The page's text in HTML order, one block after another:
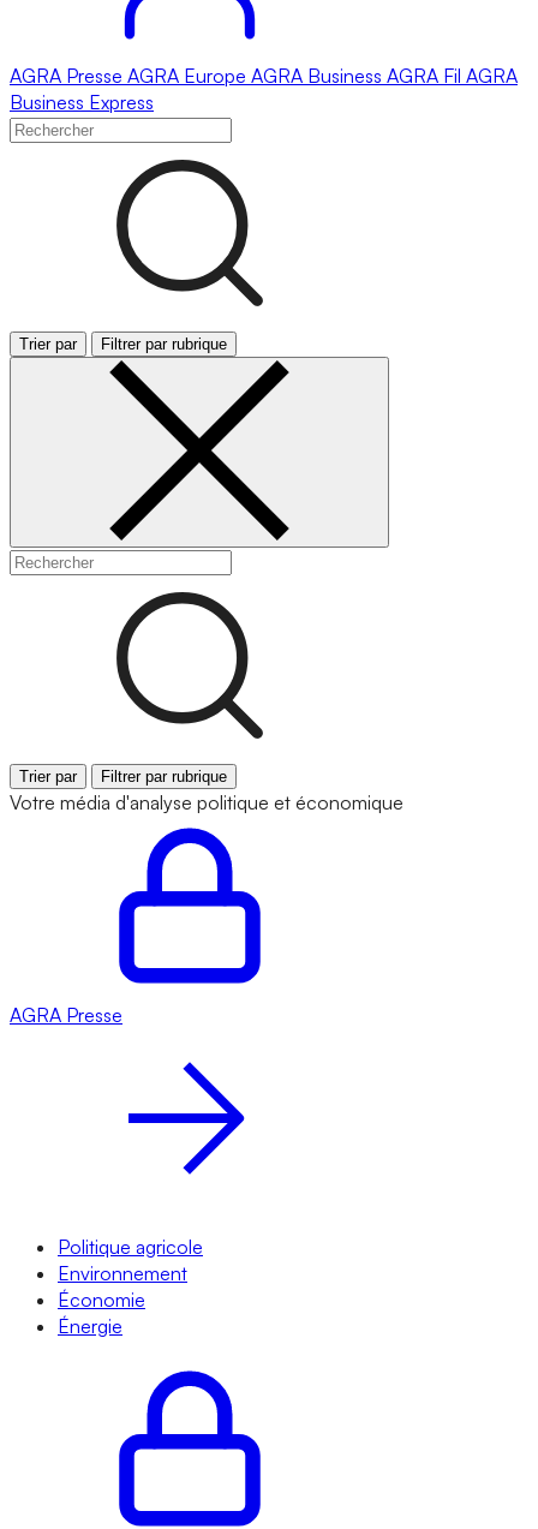
AGRA Presse AGRA Europe AGRA Business AGRA Fil AGRA
Business Express
Trier par Filtrer par rubrique
Trier par Filtrer par rubrique
Votre média d'analyse politique et économique
AGRA Presse
Politique agricole
Environnement
Économie
Énergie